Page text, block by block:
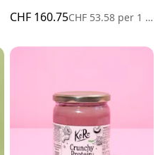
CHF 160.75CHF 53.58 per 1 kg